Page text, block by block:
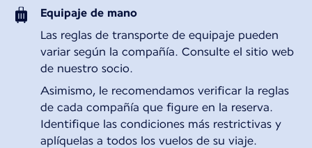
Equipaje de mano
Las reglas de transporte de equipaje pueden
variar según la compañía. Consulte el sitio web
de nuestro socio.
Asimismo, le recomendamos verificar la reglas
de cada compañía que figure en la reserva.
Identifique las condiciones más restrictivas y
aplíquelas a todos los vuelos de su viaje.